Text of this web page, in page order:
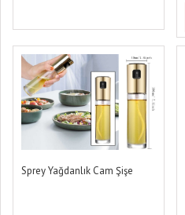
Sprey Yağdanlık Cam Şişe